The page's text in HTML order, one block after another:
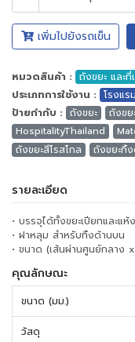
เพิ่มไปยังรถเข็น
หมวดสินค้า : ถังขยะ และที่
ประเภทการใช้งาน : โรงแร
ป้ายกำกับ : ถังขยะ ถังขย
HospitalityThailand
ถังขยะสีโรสโกล
ถังขยะทิ้
รายละเอียด
• บรรจุได้ทั้งขยะเปียกและแห้ง
• ฝาหลุม สำหรับทิ้งด้านบน
• ขนาด (เส้นผ่านศูนย์กลาง
คุณลักษณะ
ขนาด (มม.)
วัสดุ